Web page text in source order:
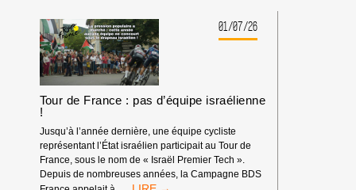
MATÉRIEL
SYNDICAL
01/07/26
Tour de France : pas d’équipe israélienne
!
Jusqu’à l’année dernière, une équipe cycliste
représentant l’État israélien participait au Tour de
France, sous le nom de « Israël Premier Tech ».
Depuis de nombreuses années, la Campagne BDS
TOUR